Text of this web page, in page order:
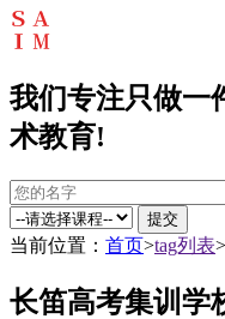
我们专注只做一
术教育!
提交
当前位置： 首页>tag列表
长笛高考集训学